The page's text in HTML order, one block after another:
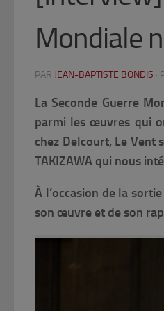
Mondiale
PAR JEAN-BAPTISTE BONDIS ·
La Seconde Guerre
parmi les œuvres qui
chez Delcourt, Le Vent
TAKIZAWA qui nous
À l’occasion de la
son œuvre et de son